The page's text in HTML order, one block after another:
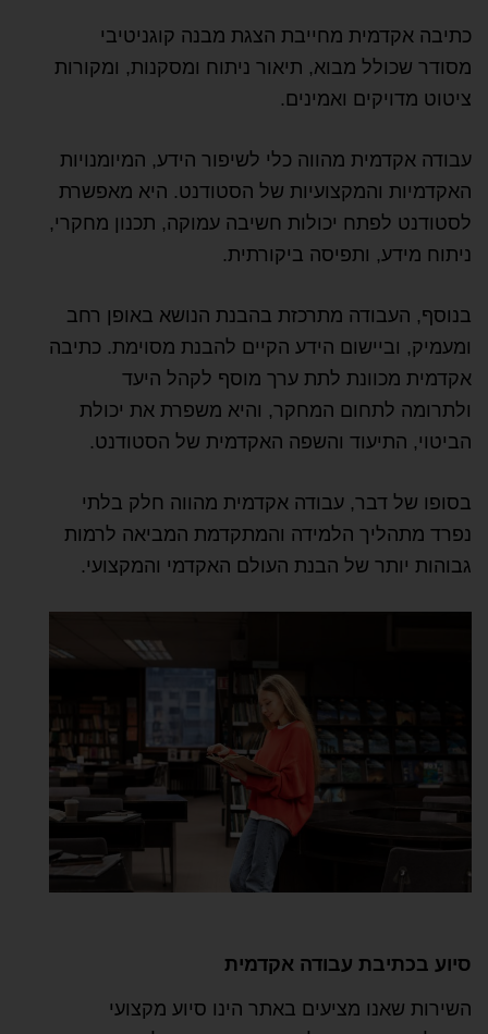
כתיבה אקדמית מחייבת הצגת מבנה קוגניטיבי
מסודר שכולל מבוא, תיאור ניתוח ומסקנות, ומקורות
ציטוט מדויקים ואמינים.
עבודה אקדמית מהווה כלי לשיפור הידע, המיומנויות
האקדמיות והמקצועיות של הסטודנט. היא מאפשרת
לסטודנט לפתח יכולות חשיבה עמוקה, תכנון מחקרי,
ניתוח מידע, ותפיסה ביקורתית.
בנוסף, העבודה מתרכזת בהבנת הנושא באופן רחב
ומעמיק, וביישום הידע הקיים להבנת מסוימת. כתיבה
אקדמית מכוונת לתת ערך מוסף לקהל היעד
ולתרומה לתחום המחקר, והיא משפרת את יכולת
הביטוי, התיעוד והשפה האקדמית של הסטודנט.
בסופו של דבר, עבודה אקדמית מהווה חלק בלתי
נפרד מתהליך הלמידה והמתקדמת המביאה לרמות
גבוהות יותר של הבנת העולם האקדמי והמקצועי.
סיוע בכתיבת עבודה אקדמית
השירות שאנו מציעים באתר הינו סיוע מקצועי